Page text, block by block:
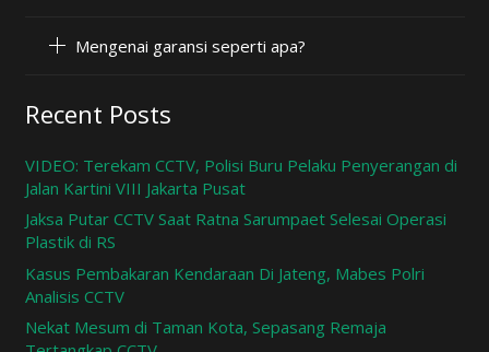
Mengenai garansi seperti apa?
Recent Posts
VIDEO: Terekam CCTV, Polisi Buru Pelaku Penyerangan di
Jalan Kartini VIII Jakarta Pusat
Jaksa Putar CCTV Saat Ratna Sarumpaet Selesai Operasi
Plastik di RS
Kasus Pembakaran Kendaraan Di Jateng, Mabes Polri
Analisis CCTV
Nekat Mesum di Taman Kota, Sepasang Remaja